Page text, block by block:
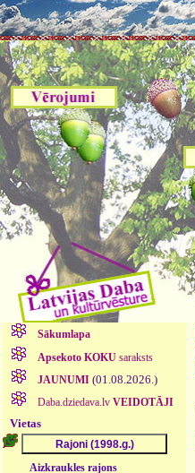
Sākumlapa
Apsekoto KOKUsaraksts
JAUNUMI (01.08.2026.)
Daba.dziedava.lv VEIDOTĀJI
Vietas
Aizkraukles rajons